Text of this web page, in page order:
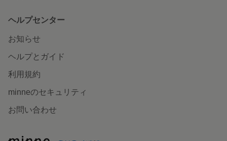
ヘルプセンター
お知らせ
ヘルプとガイド
利用規約
minneのセキュリティ
お問い合わせ